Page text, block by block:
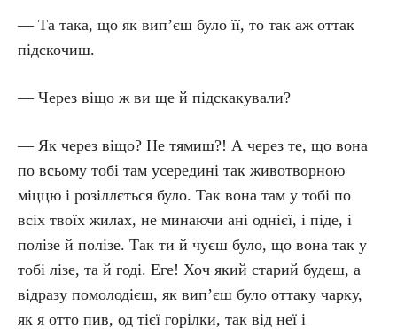
— Та така, що як вип’єш було її, то так аж оттак
підскочиш.
— Через віщо ж ви ще й підскакували?
— Як через віщо? Не тямиш?! А через те, що вона
по всьому тобі там усередині так животворною
міццю і розіллється було. Так вона там у тобі по
всіх твоїх жилах, не минаючи ані однієї, і піде, і
полізе й полізе. Так ти й чуєш було, що вона так у
тобі лізе, та й годі. Еге! Хоч який старий будеш, а
відразу помолодієш, як вип’єш було оттаку чарку,
як я отто пив, од тієї горілки, так від неї і